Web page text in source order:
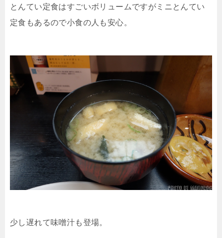
とんてい定食はすごいボリュームですがミニとんてい
定食もあるので小食の人も安心。
少し遅れて味噌汁も登場。